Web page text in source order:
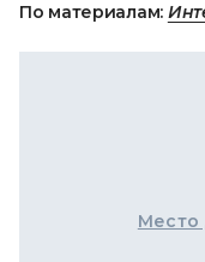
По материалам:
Место